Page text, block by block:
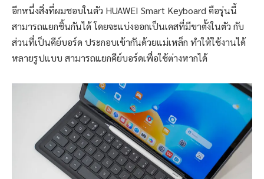
อีกหนึ่งสิ่งที่ผมชอบในตัว HUAWEI Smart Keyboard คือรุ่นนี้
สามารถแยกชิ้นกันได้ โดยจะแบ่งออกเป็นเคสที่มีขาตั้งในตัว กับ
ส่วนที่เป็นคีย์บอร์ด ประกอบเข้ากันด้วยแม่เหล็ก ทำให้ใช้งานได้
หลายรูปแบบ สามารถแยกคีย์บอร์ดเพื่อใช้ต่างหากได้